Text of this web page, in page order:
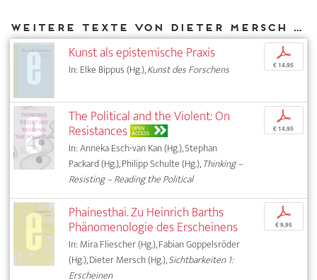
Weitere Texte von Dieter Mersch bei DIAPHANES
Kunst als epistemische Praxis
In: Elke Bippus (Hg.),Kunst des Forschens
p
€ 14,95
The Political and the Violent: On
Resistances OPEN
ACCESS
In: Anneka Esch-van Kan (Hg.), Stephan
Packard (Hg.), Philipp Schulte (Hg.),Thinking –
Resisting – Reading the Political
p
€ 14,95
Phainesthai. Zu Heinrich Barths
Phänomenologie des Erscheinens
In: Mira Fliescher (Hg.), Fabian Goppelsröder
(Hg.), Dieter Mersch (Hg.),Sichtbarkeiten 1:
Erscheinen
p
€ 9,95